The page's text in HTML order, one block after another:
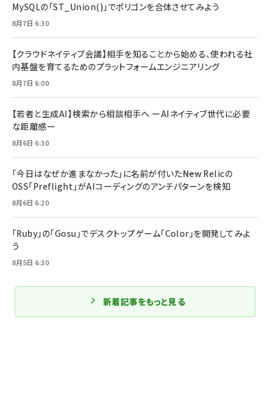
MySQLの「ST_Union()」でポリゴンを合体させてみよう
8月7日 6:30
【クラウドネイティブ会議】相手を知ることから始める、使われる社
内基盤を育てるためのプラットフォームエンジニアリング
8月7日 6:00
【若者と生成AI】検索から相談相手へ ーAIネイティブ世代に必要
な距離感ー
8月6日 6:30
「今日はなぜか進まなかった」に名前が付いた――New Relicの
OSS「Preflight」がAIコーディングのアンチパターンを検知
8月6日 6:20
「Ruby」の「Gosu」でデスクトップゲーム「Color」を開発してみよ
う
8月5日 6:30
新着記事をもっと見る